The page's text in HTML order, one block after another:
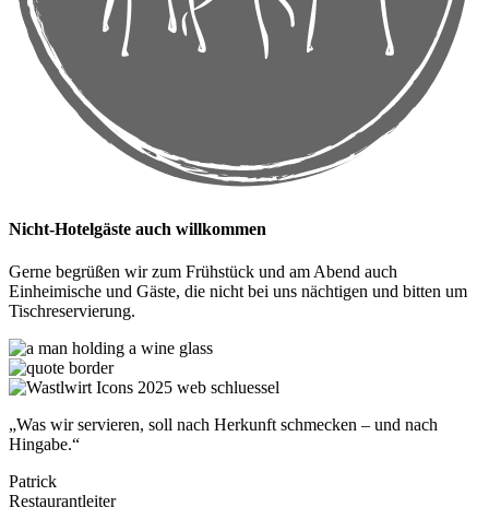
Nicht-Hotelgäste auch willkommen
Gerne begrüßen wir zum Frühstück und am Abend auch
Einheimische und Gäste, die nicht bei uns nächtigen und bitten um
Tischreservierung.
„Was wir servieren, soll nach Herkunft schmecken – und nach
Hingabe.“
Patrick
Restaurantleiter